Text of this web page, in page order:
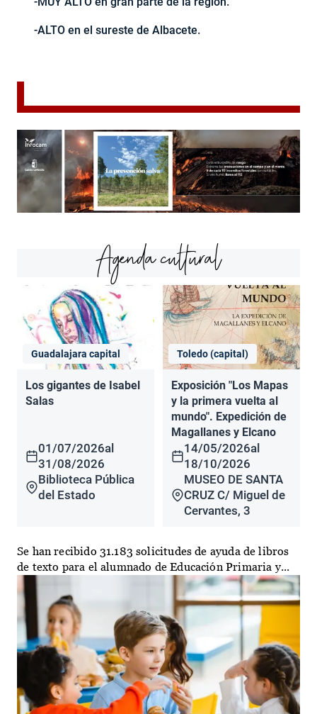
-ALTO en el sureste de Albacete.
Agenda cultural
Guadalajara capital
Los gigantes de Isabel
Salas
01/07/2026al
31/08/2026
Biblioteca Pública
del Estado
Toledo (capital)
Exposición "Los Mapas
y la primera vuelta al
mundo". Expedición de
Magallanes y Elcano
14/05/2026al
18/10/2026
MUSEO DE SANTA
CRUZ C/ Miguel de
Cervantes, 3
Se han recibido 31.183 solicitudes de ayuda de libros
de texto para el alumnado de Educación Primaria y...